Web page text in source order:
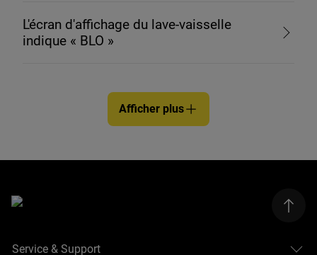
L'écran d'affichage du lave-vaisselle
indique « BLO »
Afficher plus
Service & Support